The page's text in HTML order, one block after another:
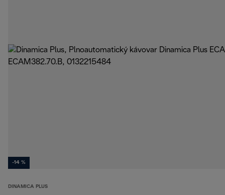
-14 %
DINAMICA PLUS